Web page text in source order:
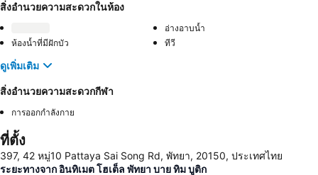
สิ่งอำนวยความสะดวกในห้อง
อ่างอาบน้ำ
ห้องน้ำที่มีฝักบัว
ทีวี
ดูเพิ่มเติม
สิ่งอำนวยความสะดวกกีฬา
การออกกำลังกาย
ที่ตั้ง
397, 42 หมู่10 Pattaya Sai Song Rd, พัทยา, 20150, ประเทศไทย
ระยะทางจาก อินทิเมต โฮเต็ล พัทยา บาย ทิม บูติก